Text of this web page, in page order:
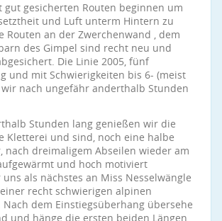
gut gesicherten Routen beginnen um
und Luft unterm Hintern zu
Routen an der Zwerchenwand , dem
des Gimpel sind recht neu und
Die Linie 2005, fünf
und mit Schwierigkeiten bis 6- (meist
wir nach ungefähr anderthalb Stunden
Stunden lang genießen wir die
Kletterei und sind, noch eine halbe
nach dreimaligem Abseilen wieder am
und hoch motiviert
als nächstes an Miss Nesselwängle
einer recht schwierigen alpinen
dem Einstiegsüberhang übersehe
und hänge die ersten beiden Längen